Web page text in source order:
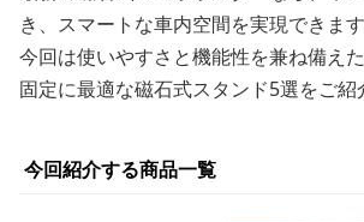
き、スマートな車内空間を実現できます
今回は使いやすさと機能性を兼ね備え
固定に最適な磁石式スタンド5選をご紹
今回紹介する商品一覧